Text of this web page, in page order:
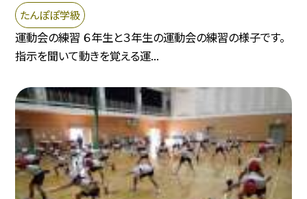
たんぽぽ学級
運動会の練習 ６年生と３年生の運動会の練習の様子です。
指示を聞いて動きを覚える運...